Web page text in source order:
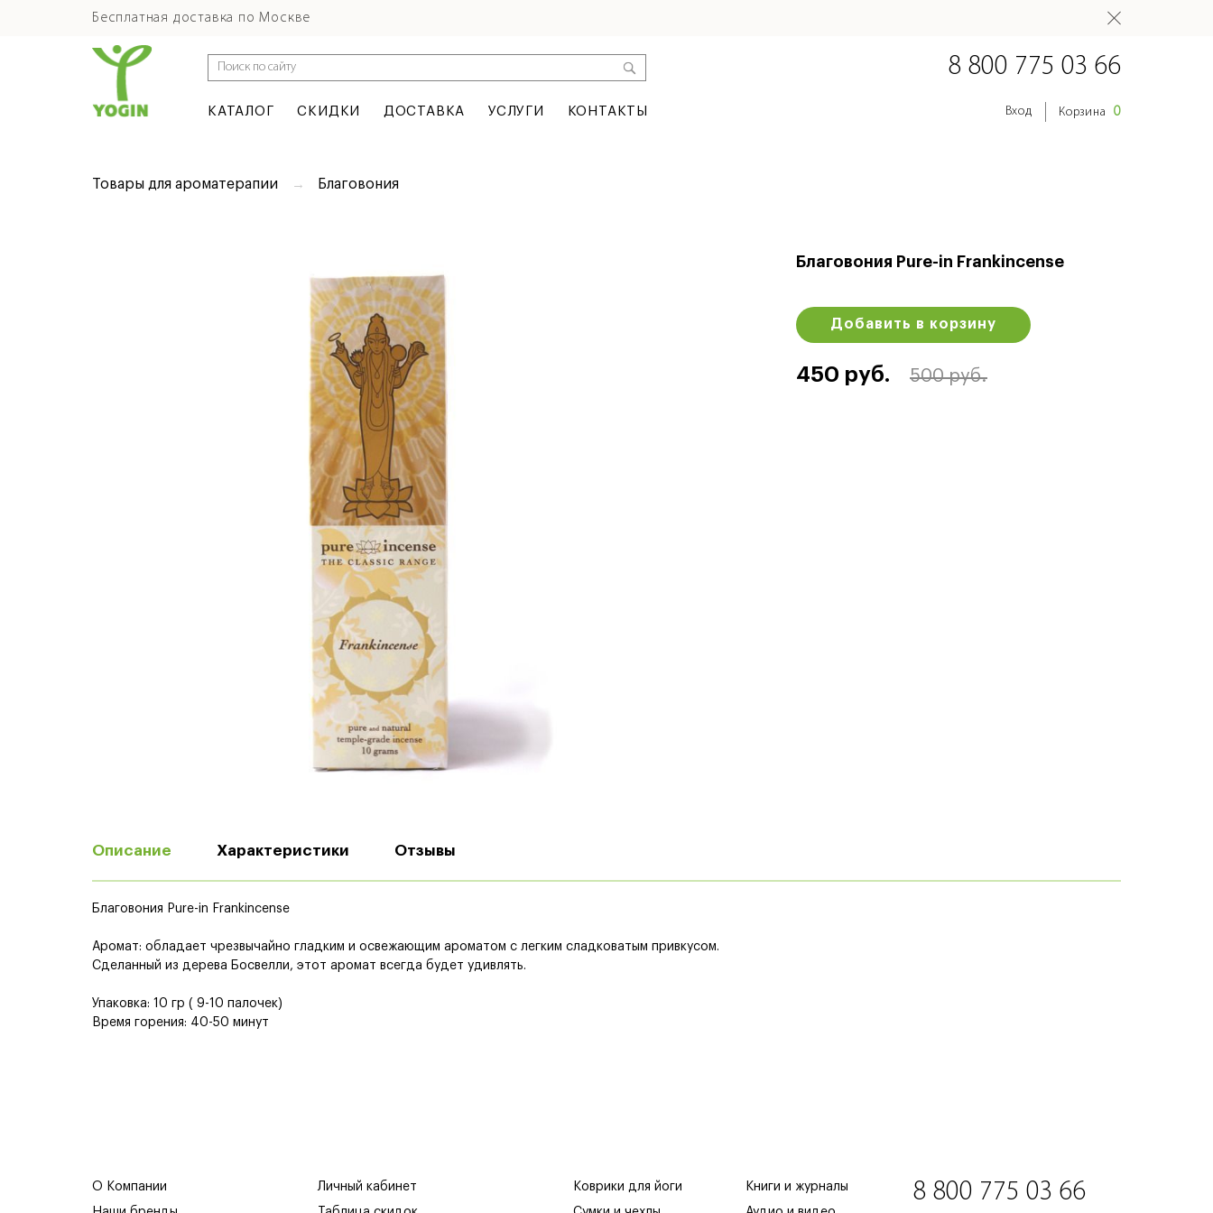
Бесплатная доставка по Москве
КАТАЛОГ СКИДКИ ДОСТАВКА УСЛУГИ КОНТАКТЫ
8 800 775 03 66
Вход Корзина 0
Товары для ароматерапии Благовония
Благовония Pure-in Frankincense
Добавить в корзину
450 руб. 500 руб.
Описание Характеристики Отзывы
Благовония Pure-in Frankincense
Аромат: обладает чрезвычайно гладким и освежающим ароматом с легким сладковатым привкусом.
Сделанный из дерева Босвелли, этот аромат всегда будет удивлять.
Упаковка: 10 гр ( 9-10 палочек)
Время горения: 40-50 минут
О Компании
Личный кабинет
Коврики для йоги
Книги и журналы
8 800 775 03 66